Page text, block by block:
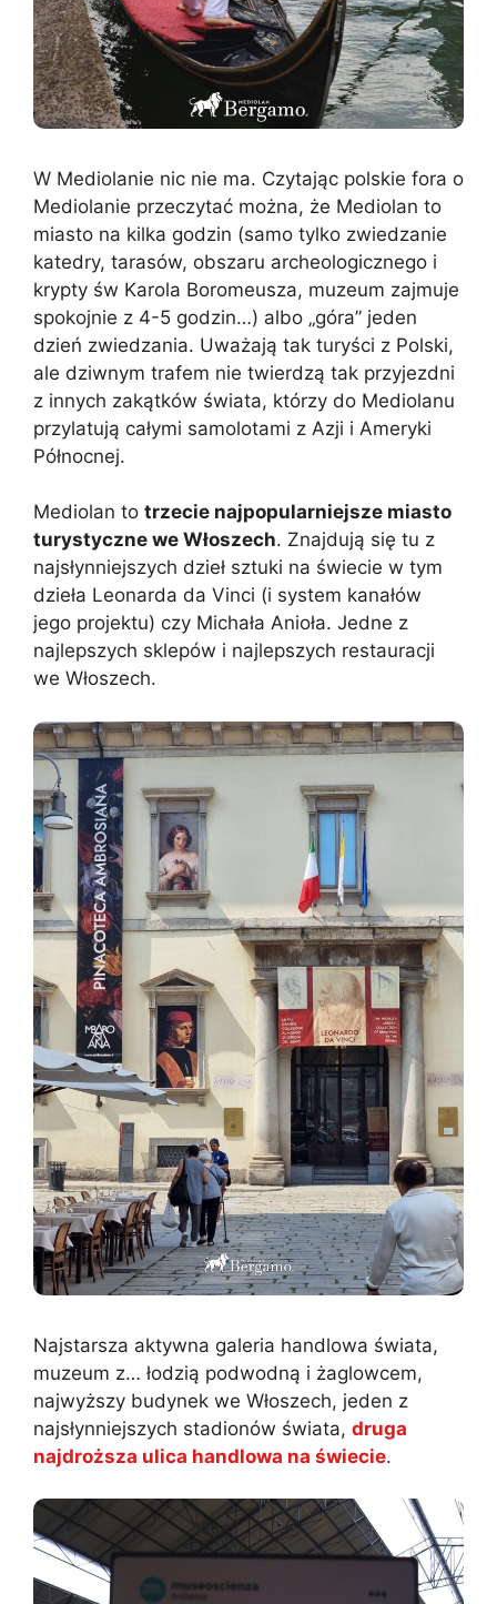
W Mediolanie nic nie ma. Czytając polskie fora o
Mediolanie przeczytać można, że Mediolan to
miasto na kilka godzin (samo tylko zwiedzanie
katedry, tarasów, obszaru archeologicznego i
krypty św Karola Boromeusza, muzeum zajmuje
spokojnie z 4-5 godzin…) albo „góra” jeden
dzień zwiedzania. Uważają tak turyści z Polski,
ale dziwnym trafem nie twierdzą tak przyjezdni
z innych zakątków świata, którzy do Mediolanu
przylatują całymi samolotami z Azji i Ameryki
Północnej.
Mediolan to trzecie najpopularniejsze miasto
turystyczne we Włoszech. Znajdują się tu z
najsłynniejszych dzieł sztuki na świecie w tym
dzieła Leonarda da Vinci (i system kanałów
jego projektu) czy Michała Anioła. Jedne z
najlepszych sklepów i najlepszych restauracji
we Włoszech.
Najstarsza aktywna galeria handlowa świata,
muzeum z… łodzią podwodną i żaglowcem,
najwyższy budynek we Włoszech, jeden z
najsłynniejszych stadionów świata, druga
najdroższa ulica handlowa na świecie.